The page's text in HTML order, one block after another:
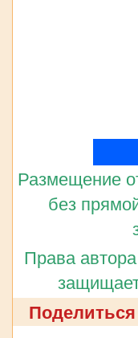
Размещение
без
Права